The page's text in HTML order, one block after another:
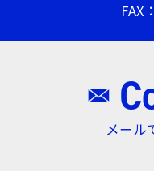
FAX
メール